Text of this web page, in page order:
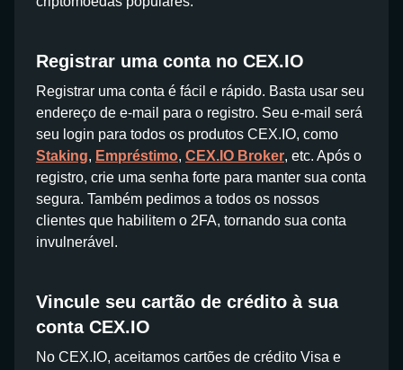
Registrar uma conta no CEX.IO
Registrar uma conta é fácil e rápido. Basta usar seu
endereço de e-mail para o registro. Seu e-mail será
seu login para todos os produtos CEX.IO, como
Staking, Empréstimo, CEX.IO Broker, etc. Após o
registro, crie uma senha forte para manter sua conta
segura. Também pedimos a todos os nossos
clientes que habilitem o 2FA, tornando sua conta
invulnerável.
Vincule seu cartão de crédito à sua
conta CEX.IO
No CEX.IO, aceitamos cartões de crédito Visa e